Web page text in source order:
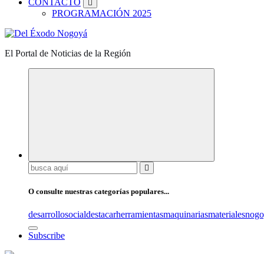
PROGRAMACIÓN 2025
El Portal de Noticias de la Región
Buscar:
O consulte nuestras categorías populares...
desarrollosocialdestacarherramientasmaquinariasmateriales
Subscribe